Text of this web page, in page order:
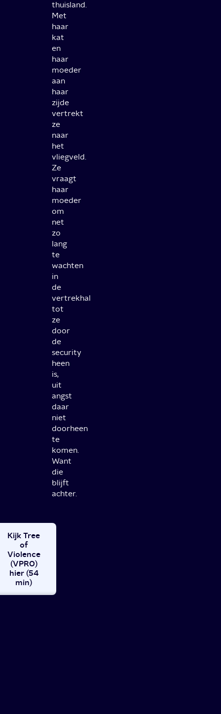
thuisland.
Met
haar
kat
en
haar
moeder
aan
haar
zijde
vertrekt
ze
naar
het
vliegveld.
Ze
vraagt
haar
moeder
om
net
zo
lang
te
wachten
in
de
vertrekhal
tot
ze
door
de
security
heen
is,
uit
angst
daar
niet
doorheen
te
komen.
Want
die
blijft
achter.
Kijk Tree
of
Violence
(VPRO)
hier (54
min)